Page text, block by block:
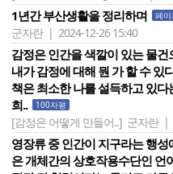
1년간 부산생활을 정리하며 페이
군자란 | 2024-12-26 15:40
감정은 인간을 색깔이 있는 물
내가 감정에 대해 뭔 가 할 수 있
책은 최소한 나를 설득하고 있
희..
100자평
[감정은 어떻게 만들어..] 군자란 |
영장류 중 인간이 지구라는 행
은 개체간의 상호작용수단인 언